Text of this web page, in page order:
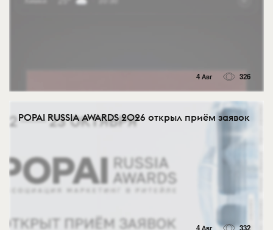
4 Авг 326
POPAI RUSSIA AWARDS 2026 открыл приём заявок
4 Авг 332